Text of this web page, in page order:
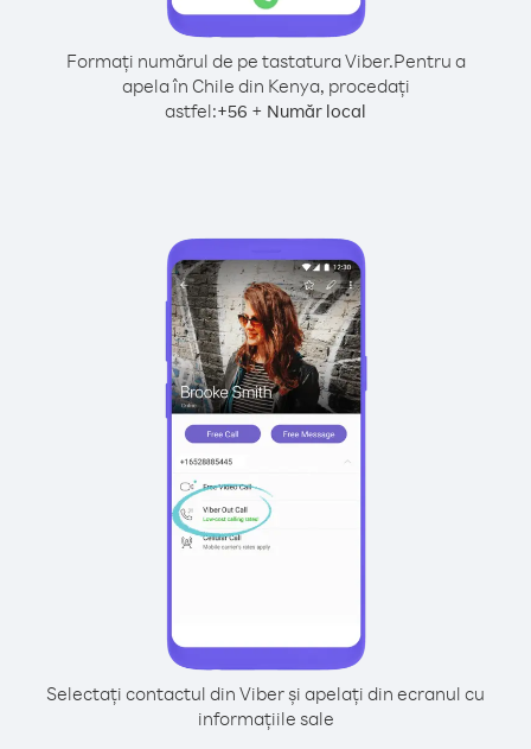
Formați numărul de pe tastatura Viber.Pentru a
apela în Chile din Kenya, procedați
astfel:+56 + Număr local
Selectați contactul din Viber și apelați din ecranul cu
informațiile sale